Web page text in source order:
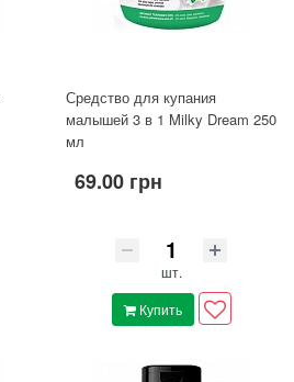
Средство для купания
малышей 3 в 1 Milky Dream 250
мл
69.00 грн
шт.
Купить